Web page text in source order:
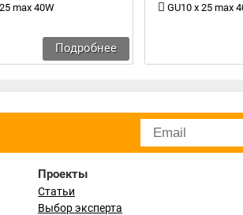
max 40W
Подробнее
GU10 x 25 max
Проекты
Статьи
Выбор эксперта